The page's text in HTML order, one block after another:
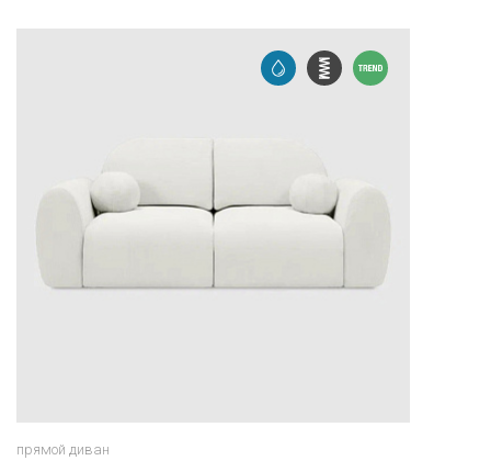
прямой диван